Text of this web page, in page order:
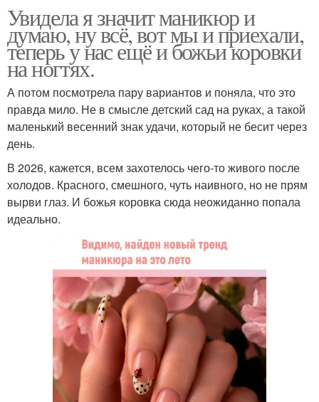
Увидела я значит маникюр и
думаю, ну всё, вот мы и приехали,
теперь у нас ещё и божьи коровки
на ногтях.
А потом посмотрела пару вариантов и поняла, что это
правда мило. Не в смысле детский сад на руках, а такой
маленький весенний знак удачи, который не бесит через
день.
В 2026, кажется, всем захотелось чего-то живого после
холодов. Красного, смешного, чуть наивного, но не прям
вырви глаз. И божья коровка сюда неожиданно попала
идеально.